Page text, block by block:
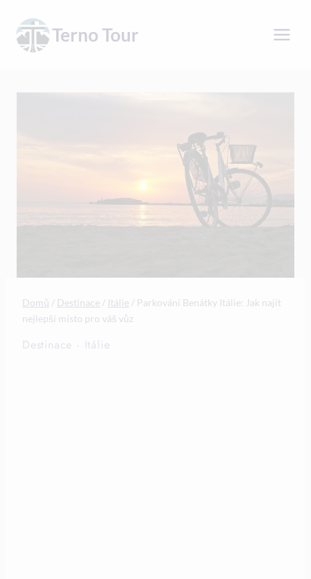
obsah
Terno Tour
Domů / Destinace / Itálie / Parkování Benátky Itálie: Jak najít
nejlepší místo pro váš vůz
Destinace · Itálie